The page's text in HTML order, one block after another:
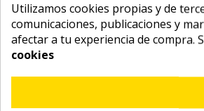
Utilizamos cookies propias y de
comunicaciones, publicaciones y
afectar a tu experiencia de compra.
cookies